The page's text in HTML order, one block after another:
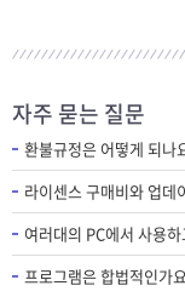
자주 묻는 질문
환불규정은 어떻게 되나
라이센스 구매비와 업데
여러대의 PC에서 사용
프로그램은 합법적인가